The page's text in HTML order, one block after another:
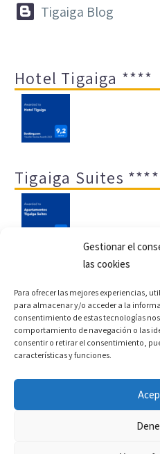
Gestionar el
las cookies
Para ofrecer las mejores experiencias,
para almacenar y/o acceder a la
consentimiento de estas tecnologías
comportamiento de navegación o las
consentir o retirar el consentimiento,
características y funciones.

 Tigaiga Blog
Hotel Tigaiga ****
Tigaiga Suites ****
Aviso legal y política de
Cookies
Sitemap
Copyright © 2022 |